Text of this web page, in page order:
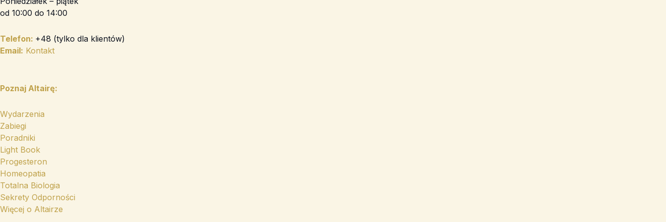
e
o
k
f
od 10:00 do 14:00
Telefon: +48 (tylko dla klientów)
Email: Kontakt
Poznaj Altairę:
Wydarzenia
Zabiegi
Poradniki
Light Book
Progesteron
Homeopatia
Totalna Biologia
Sekrety Odporności
Więcej o Altairze